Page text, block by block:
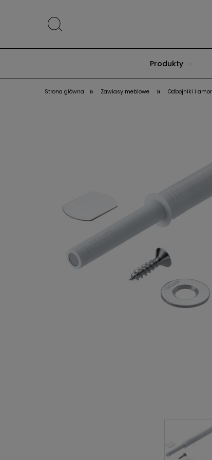
Produkty
Strona główna » Zawiasy meblowe » Odbojniki i